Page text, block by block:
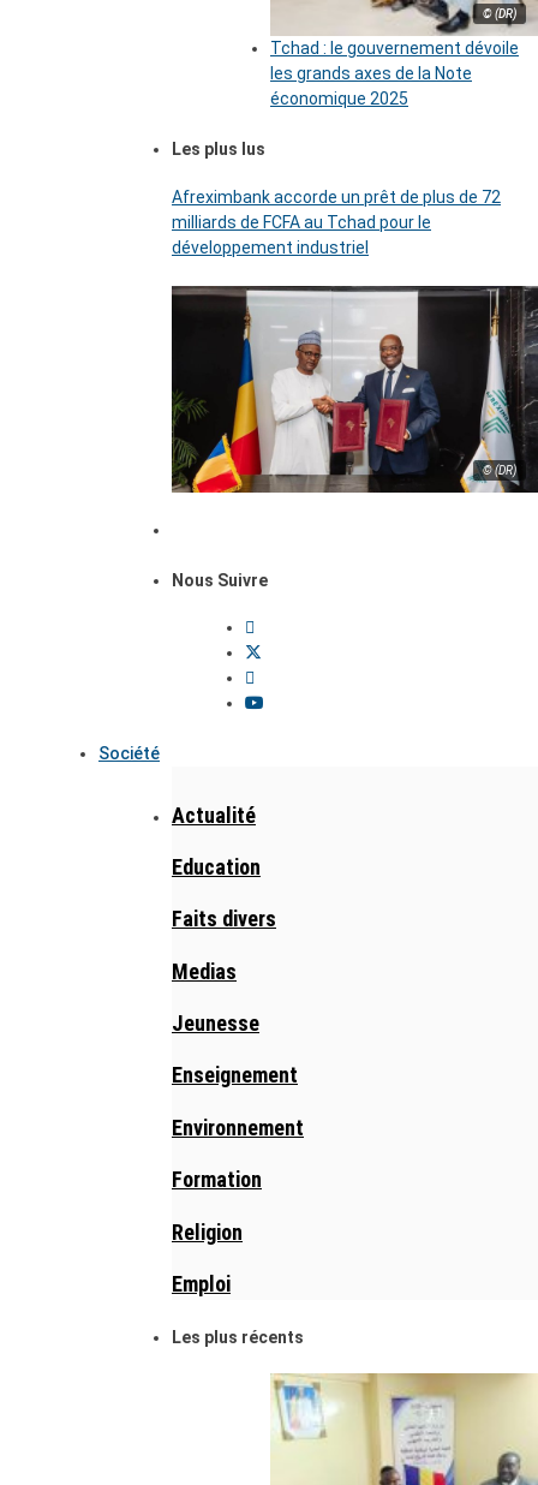
© (DR)
Tchad : le gouvernement dévoile
les grands axes de la Note
économique 2025
Les plus lus
Afreximbank accorde un prêt de plus de 72
milliards de FCFA au Tchad pour le
développement industriel
© (DR)
Nous Suivre
Société
Actualité
Education
Faits divers
Medias
Jeunesse
Enseignement
Environnement
Formation
Religion
Emploi
Les plus récents